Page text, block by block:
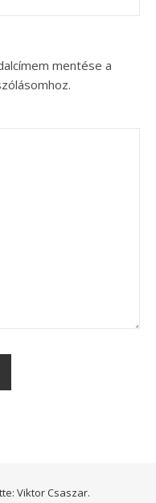
mentése a
Viktor Csaszar.